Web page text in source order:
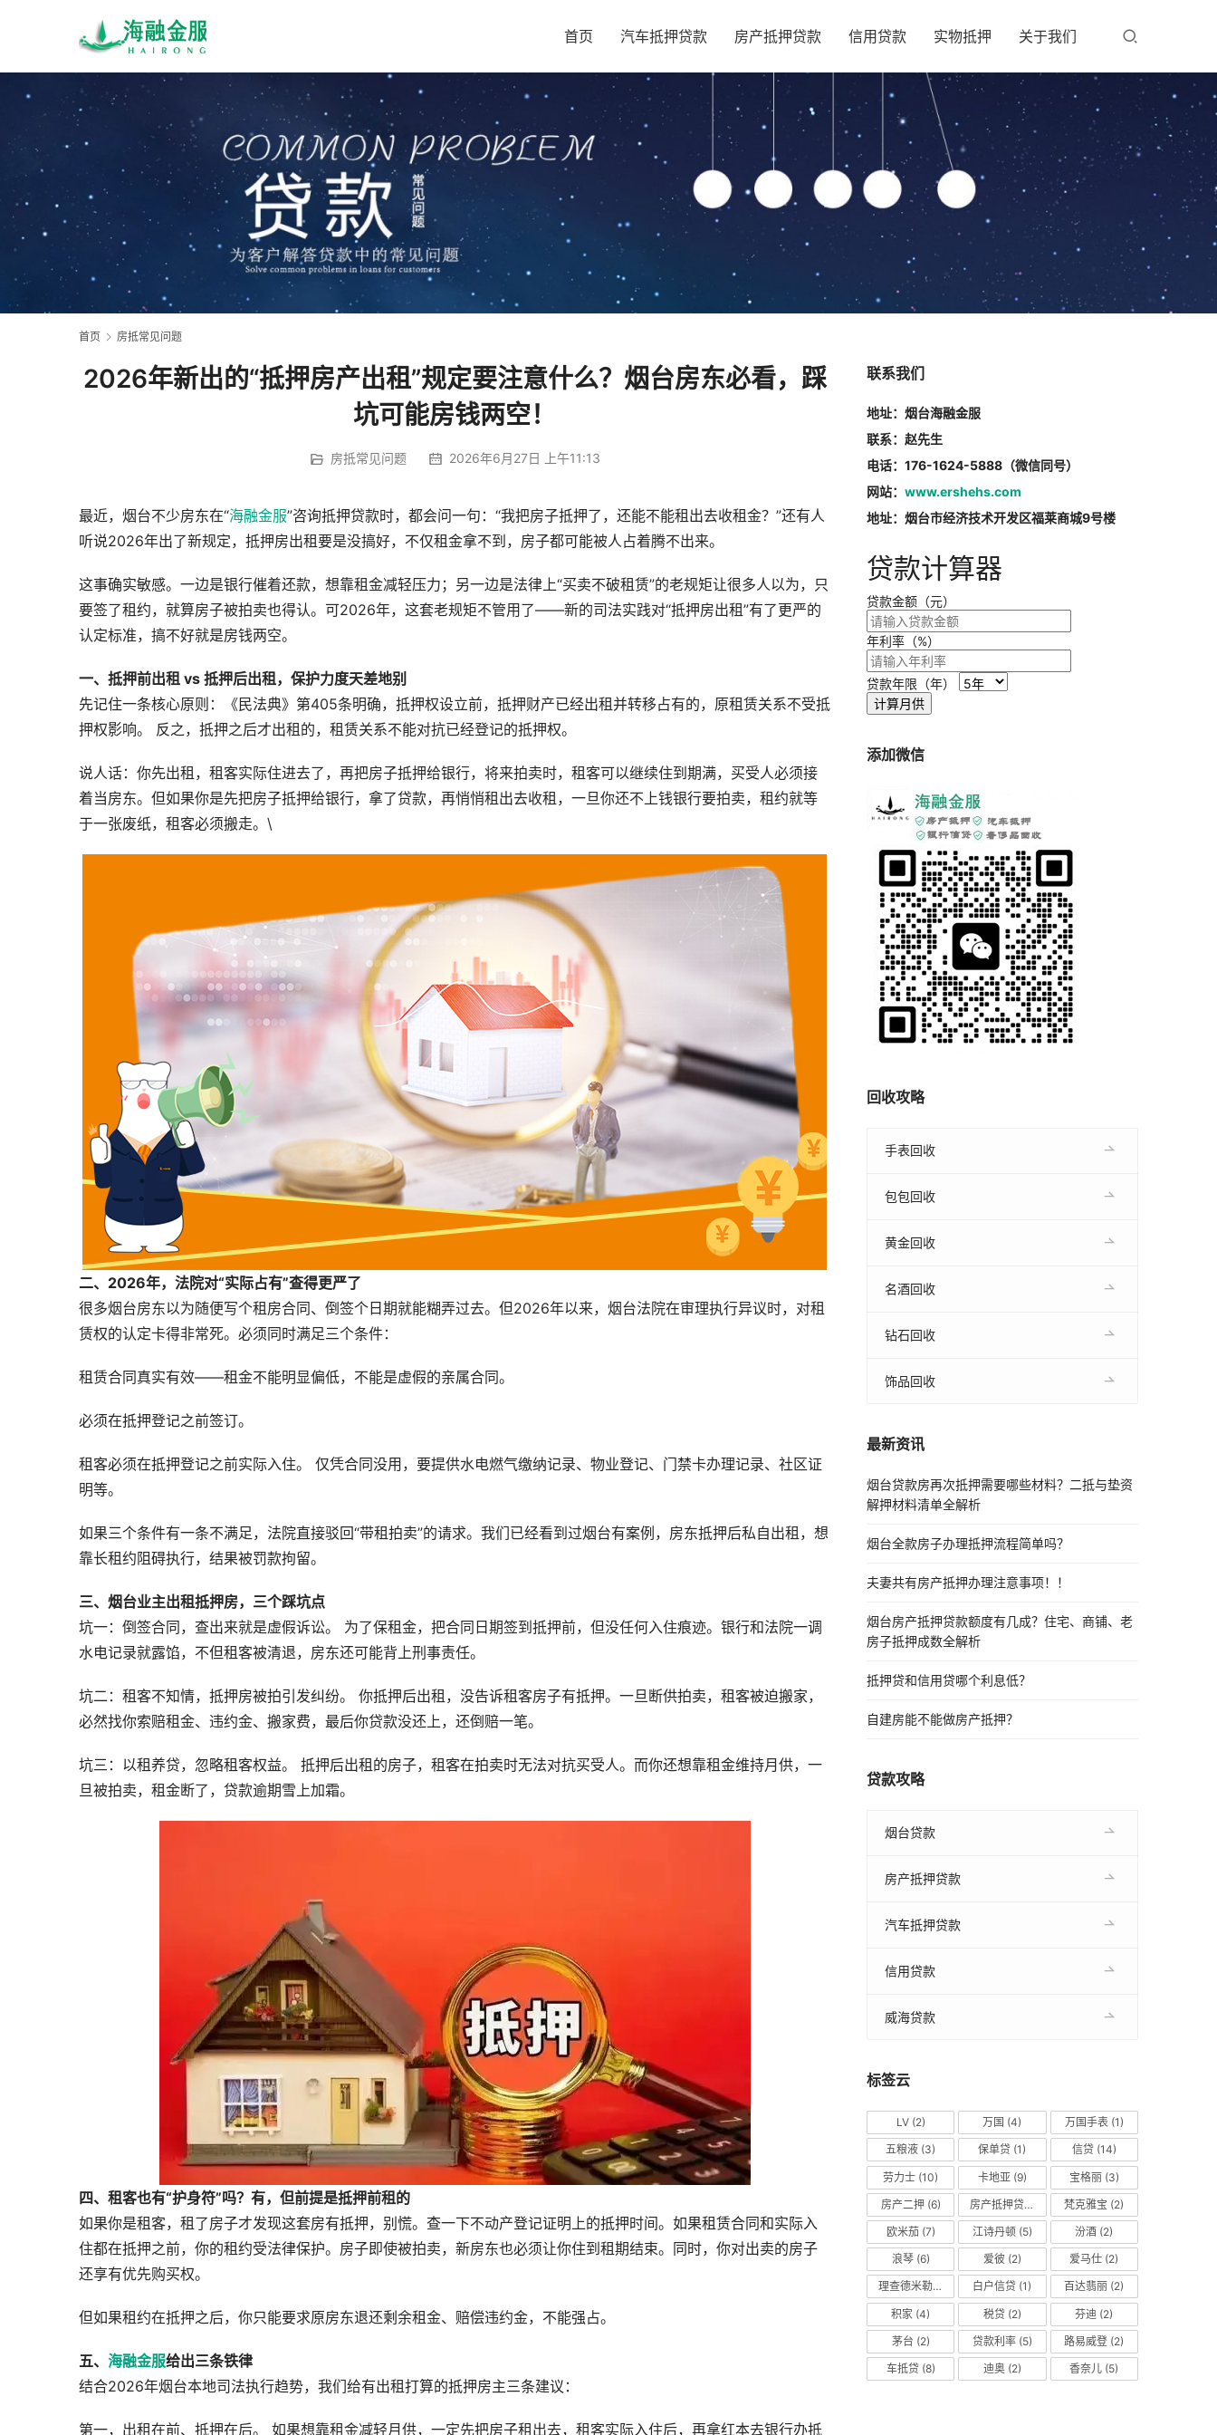
首页 汽车抵押贷款 房产抵押贷款 信用贷款 实物抵押 关于我们
首页 房抵常见问题
2026年新出的“抵押房产出租”规定要注意什么？烟台房东必看，踩
坑可能房钱两空！
房抵常见问题 2026年6月27日 上午11:13
最近，烟台不少房东在“海融金服”咨询抵押贷款时，都会问一句：“我把房子抵押了，还能不能租出去收租金？”还有人
听说2026年出了新规定，抵押房出租要是没搞好，不仅租金拿不到，房子都可能被人占着腾不出来。
这事确实敏感。一边是银行催着还款，想靠租金减轻压力；另一边是法律上“买卖不破租赁”的老规矩让很多人以为，只
要签了租约，就算房子被拍卖也得认。可2026年，这套老规矩不管用了——新的司法实践对“抵押房出租”有了更严的
认定标准，搞不好就是房钱两空。
一、抵押前出租 vs 抵押后出租，保护力度天差地别
先记住一条核心原则：《民法典》第405条明确，抵押权设立前，抵押财产已经出租并转移占有的，原租赁关系不受抵
押权影响。 反之，抵押之后才出租的，租赁关系不能对抗已经登记的抵押权。
说人话：你先出租，租客实际住进去了，再把房子抵押给银行，将来拍卖时，租客可以继续住到期满，买受人必须接
着当房东。但如果你是先把房子抵押给银行，拿了贷款，再悄悄租出去收租，一旦你还不上钱银行要拍卖，租约就等
于一张废纸，租客必须搬走。\
二、2026年，法院对“实际占有”查得更严了
很多烟台房东以为随便写个租房合同、倒签个日期就能糊弄过去。但2026年以来，烟台法院在审理执行异议时，对租
赁权的认定卡得非常死。必须同时满足三个条件：
租赁合同真实有效——租金不能明显偏低，不能是虚假的亲属合同。
必须在抵押登记之前签订。
租客必须在抵押登记之前实际入住。 仅凭合同没用，要提供水电燃气缴纳记录、物业登记、门禁卡办理记录、社区证
明等。
如果三个条件有一条不满足，法院直接驳回“带租拍卖”的请求。我们已经看到过烟台有案例，房东抵押后私自出租，想
靠长租约阻碍执行，结果被罚款拘留。
三、烟台业主出租抵押房，三个踩坑点
坑一：倒签合同，查出来就是虚假诉讼。 为了保租金，把合同日期签到抵押前，但没任何入住痕迹。银行和法院一调
水电记录就露馅，不但租客被清退，房东还可能背上刑事责任。
坑二：租客不知情，抵押房被拍引发纠纷。 你抵押后出租，没告诉租客房子有抵押。一旦断供拍卖，租客被迫搬家，
必然找你索赔租金、违约金、搬家费，最后你贷款没还上，还倒赔一笔。
坑三：以租养贷，忽略租客权益。 抵押后出租的房子，租客在拍卖时无法对抗买受人。而你还想靠租金维持月供，一
旦被拍卖，租金断了，贷款逾期雪上加霜。
四、租客也有“护身符”吗？有，但前提是抵押前租的
如果你是租客，租了房子才发现这套房有抵押，别慌。查一下不动产登记证明上的抵押时间。如果租赁合同和实际入
住都在抵押之前，你的租约受法律保护。房子即使被拍卖，新房东也必须让你住到租期结束。同时，你对出卖的房子
还享有优先购买权。
但如果租约在抵押之后，你只能要求原房东退还剩余租金、赔偿违约金，不能强占。
五、 海融金服给出三条铁律
结合2026年烟台本地司法执行趋势，我们给有出租打算的抵押房主三条建议：
第一，出租在前、抵押在后。 如果想靠租金减轻月供，一定先把房子租出去，租客实际入住后，再拿红本去银行办抵
联系我们
地址：烟台海融金服
联系：赵先生
电话：176-1624-5888（微信同号）
网站： www.ershehs.com
地址：烟台市经济技术开发区福莱商城9号楼
贷款计算器
贷款金额（元）
年利率（%）
贷款年限（年）
计算月供
添加微信
回收攻略
手表回收
包包回收
黄金回收
名酒回收
钻石回收
饰品回收
最新资讯
烟台贷款房再次抵押需要哪些材料？二抵与垫资
解押材料清单全解析
烟台全款房子办理抵押流程简单吗？
夫妻共有房产抵押办理注意事项！！
烟台房产抵押贷款额度有几成？住宅、商铺、老
房子抵押成数全解析
抵押贷和信用贷哪个利息低？
自建房能不能做房产抵押？
贷款攻略
烟台贷款
房产抵押贷款
汽车抵押贷款
信用贷款
威海贷款
标签云
LV(2) 万国 (4) 万国手表(1)
五粮液 (3) 保单贷 (1) 信贷(14)
劳力士 (10) 卡地亚(9) 宝格丽(3)
房产二押(6) 房产抵押贷款 梵克雅宝 (2)
欧米茄(7) 江诗丹顿(5) 汾酒 (2)
浪琴(6) 爱彼 (2) 爱马仕 (2)
理查德米勒
(2) 白户信贷 (1) 百达翡丽 (2)
积家 (4) 税贷(2) 芬迪 (2)
茅台 (2) 贷款利率(5) 路易威登 (2)
车抵贷(8) 迪奥(2) 香奈儿 (5)